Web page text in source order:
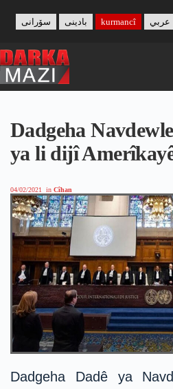
content
بادینی سۆرانی kurmancî عربي
Dadgeha
ya li dijî
04/02/2021 in Cîhan
Dadgeha Dadê ya